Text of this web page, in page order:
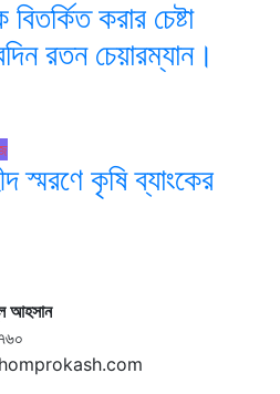
করার চেষ্টা
রতন চেয়ারম্যান।
স্মরণে কৃষি ব্যাংকের
আহসান